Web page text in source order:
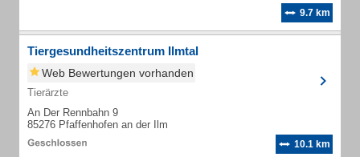
9.7 km
Tiergesundheitszentrum Ilmtal
Web Bewertungen vorhanden
Tierärzte
An Der Rennbahn 9
85276 Pfaffenhofen an der Ilm
10.1 km